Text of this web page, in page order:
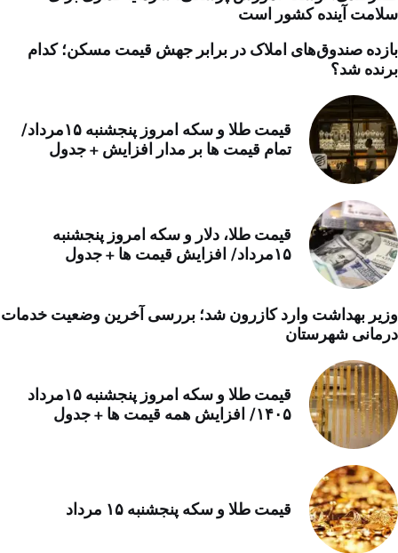
سلامت آینده کشور است
بازده صندوق‌های املاک در برابر جهش قیمت مسکن؛ کدام
برنده شد؟
قیمت طلا و سکه امروز پنجشنبه ۱۵مرداد/
تمام قیمت ها بر مدار افزایش + جدول
قیمت طلا، دلار و سکه امروز پنجشنبه
۱۵مرداد/ افزایش قیمت ها + جدول
وزیر بهداشت وارد کازرون شد؛ بررسی آخرین وضعیت خدمات
درمانی شهرستان
قیمت طلا و سکه امروز پنجشنبه ۱۵مرداد
۱۴۰۵/ افزایش همه قیمت ها + جدول
قیمت طلا و سکه پنجشنبه ۱۵ مرداد